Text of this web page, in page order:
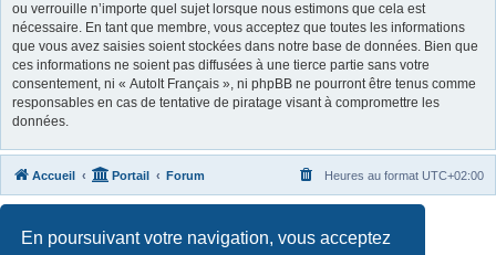
En poursuivant votre navigation, vous acceptez
ou verrouille n’importe quel sujet lorsque nous estimons que cela est
nécessaire. En tant que membre, vous acceptez que toutes les informations
que vous avez saisies soient stockées dans notre base de données. Bien que
ces informations ne soient pas diffusées à une tierce partie sans votre
consentement, ni « AutoIt Français », ni phpBB ne pourront être tenus comme
responsables en cas de tentative de piratage visant à compromettre les
données.
Accueil Portail Forum Heures au format UTC+02:00
Traduit parphpBB-fr.com